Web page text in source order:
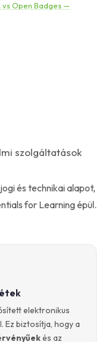
vs Open Badges —
szolgáltatások
és technikai alapot,
for Learning épül.
elektronikus
Ez biztosítja, hogy a
és az